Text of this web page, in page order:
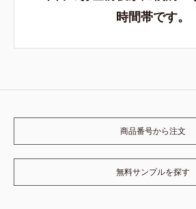
時間帯です。
商品番号から注文
無料サンプルを探す